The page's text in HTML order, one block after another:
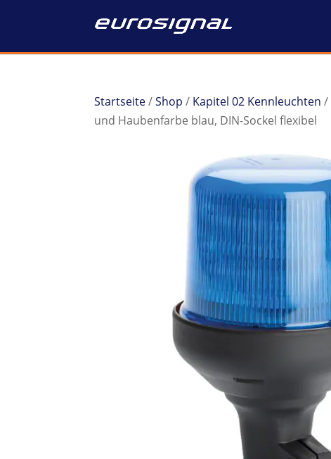
Startseite/Shop / Kapitel 02 Kennleuchten /
und Haubenfarbe blau, DIN-Sockel flexibel